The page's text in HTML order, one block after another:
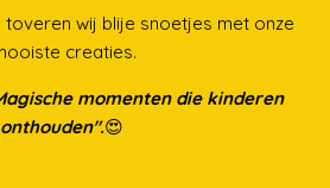
toveren wij blije snoetjes met onze
creaties.
momenten die kinderen
onthouden".😍